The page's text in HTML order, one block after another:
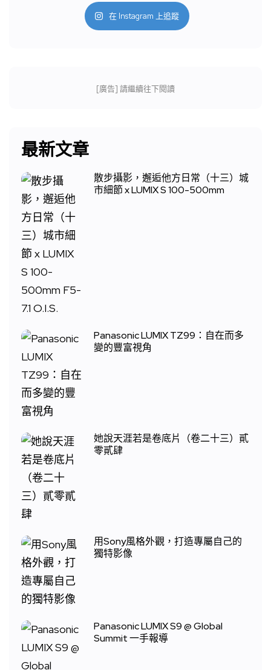
在 Instagram 上追蹤
[廣告] 請繼續往下閱讀
最新文章
散步攝影，邂逅他方日常（十三）城
市細節 x LUMIX S 100-500mm
Panasonic LUMIX TZ99：自在而多
變的豐富視角
她說天涯若是卷底片（卷二十三）貳
零貳肆
用Sony風格外觀，打造專屬自己的
獨特影像
Panasonic LUMIX S9 @ Global
Summit 一手報導